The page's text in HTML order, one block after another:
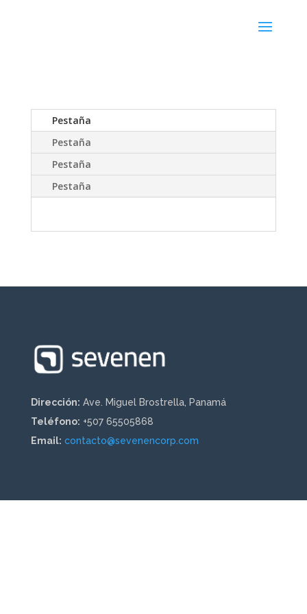
Pestaña
Pestaña
Pestaña
Pestaña
Dirección: Ave. Miguel Brostrella, Panamá
Teléfono: +507 65505868
Email: contacto@sevenencorp.com